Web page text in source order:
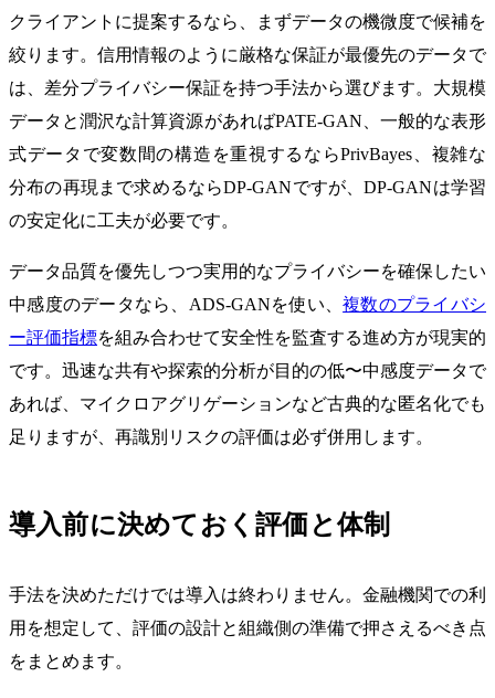
クライアントに提案するなら、まずデータの機微度で候補を
絞ります。信用情報のように厳格な保証が最優先のデータで
は、差分プライバシー保証を持つ手法から選びます。大規模
データと潤沢な計算資源があればPATE-GAN、一般的な表形
式データで変数間の構造を重視するならPrivBayes、複雑な
分布の再現まで求めるならDP-GANですが、DP-GANは学習
の安定化に工夫が必要です。
データ品質を優先しつつ実用的なプライバシーを確保したい
中感度のデータなら、ADS-GANを使い、複数のプライバシ
ー評価指標を組み合わせて安全性を監査する進め方が現実的
です。迅速な共有や探索的分析が目的の低〜中感度データで
あれば、マイクロアグリゲーションなど古典的な匿名化でも
足りますが、再識別リスクの評価は必ず併用します。
導入前に決めておく評価と体制
手法を決めただけでは導入は終わりません。金融機関での利
用を想定して、評価の設計と組織側の準備で押さえるべき点
をまとめます。